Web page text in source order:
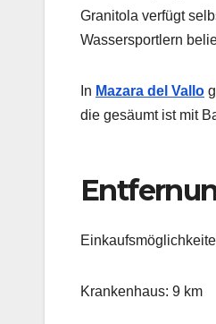
Granitola verfügt
Wassersportlern
In Mazara del Vallo
die gesäumt ist mit
Krankenhaus: 9 km